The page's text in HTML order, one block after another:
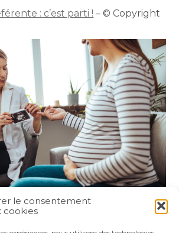
le consentement
cookies
: c’est parti ! – © Copyright